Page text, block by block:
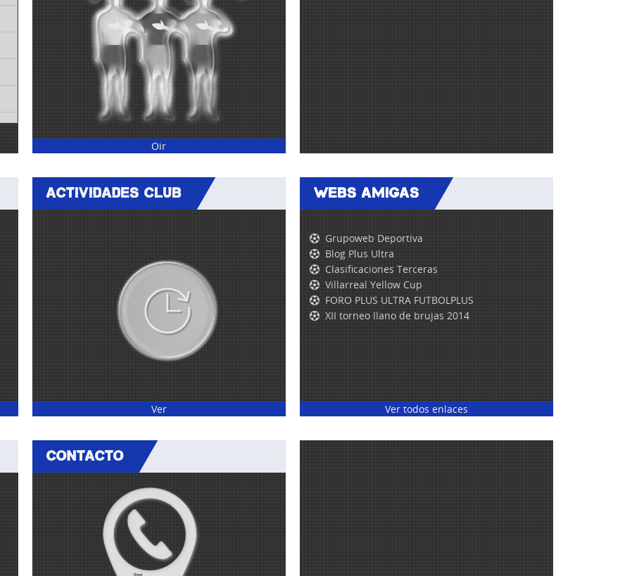
Oir
ACTIVIDADES CLUB
Ver
WEBS AMIGAS
Grupoweb Deportiva
Blog Plus Ultra
Clasificaciones Terceras
Villarreal Yellow Cup
FORO PLUS ULTRA FUTBOLPLUS
XII torneo llano de brujas 2014
Ver todos enlaces
CONTACTO